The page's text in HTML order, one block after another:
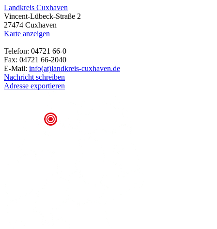
Landkreis Cuxhaven
Vincent-Lübeck-Straße 2
27474 Cuxhaven
Karte anzeigen
Telefon: 04721 66-0
Fax: 04721 66-2040
E-Mail: info(at)landkreis-cuxhaven.de
Nachricht schreiben
Adresse exportieren